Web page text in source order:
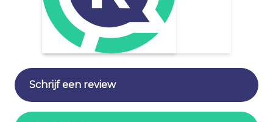
Schrijf een review